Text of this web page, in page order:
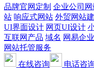
品牌官网定制 企业公司网
站 响应式网站 外贸网站
UI界面设计 网页UI设计
互联网产品 域名 网易企
网站托管服务
在线咨询
电话咨